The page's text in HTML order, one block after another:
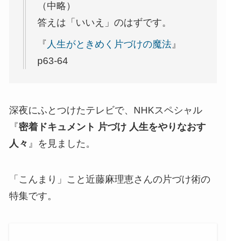
（中略）
答えは「いいえ」のはずです。
『 人生がときめく片づけの魔法 』
p63-64
深夜にふとつけたテレビで、NHKスペシャル
『密着ドキュメント 片づけ 人生をやりなおす
人々 』を見ました。
「こんまり」こと近藤麻理恵さんの片づけ術の
特集です。